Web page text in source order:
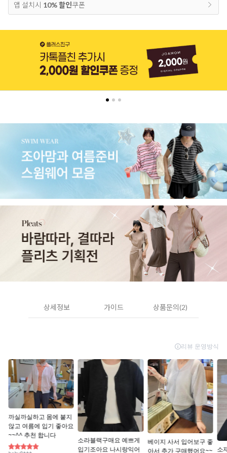
앱 설치시 10% 할인쿠폰
상세정보 가이드 상품문의(2)